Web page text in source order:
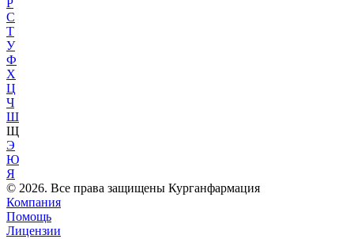
Р
С
Т
У
Ф
Х
Ц
Ч
Ш
Щ
Э
Ю
Я
© 2026. Все права защищены Курганфармация
Компания
Помощь
Лицензии